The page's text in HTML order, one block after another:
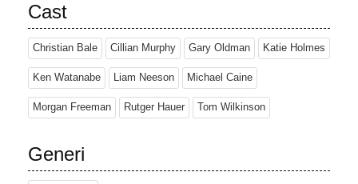
Cast
Christian Bale Cillian Murphy Gary Oldman Katie Holmes
Ken Watanabe Liam Neeson Michael Caine
Morgan Freeman Rutger Hauer Tom Wilkinson
Generi